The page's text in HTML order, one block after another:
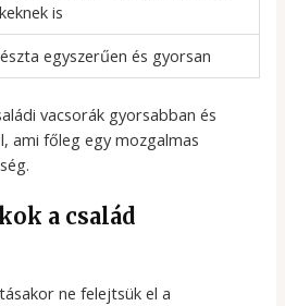
is
egyszerűen és gyorsan
vacsorák gyorsabban és
ami főleg egy mozgalmas
a család
ne felejtsük el a